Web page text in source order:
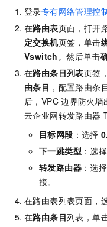
登录专有网络管理控
在路由表页面，打开
定交换机页签，单击
Vswitch。然后单击
在路由条目列表页签
由条目 ，配置路由条
后，VPC 边界防火墙
云企业网转发路由器
目标网段 ：选择
下一跳类型 ：选择
转发路由器 ：选
接。
在路由表列表页面，
在路由条目列表，单